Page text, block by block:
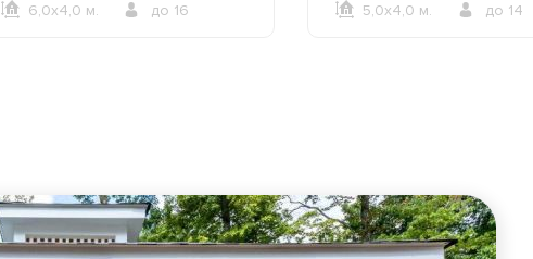
6,0х4,0 м. до 16 5,0х4,0 м. до 14